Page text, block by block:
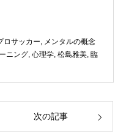
ロサッカー, メンタルの概念
ニング, 心理学, 松島雅美, 臨
次の記事